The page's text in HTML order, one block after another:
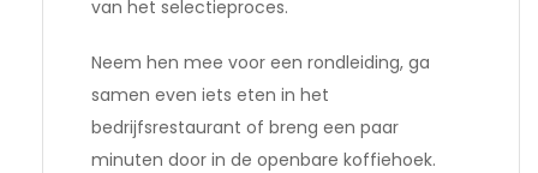
van het selectieproces.
Neem hen mee voor een rondleiding, ga
samen even iets eten in het
bedrijfsrestaurant of breng een paar
minuten door in de openbare koffiehoek.